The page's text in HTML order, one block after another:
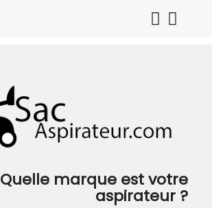
Quelle marque est votre
aspirateur ?